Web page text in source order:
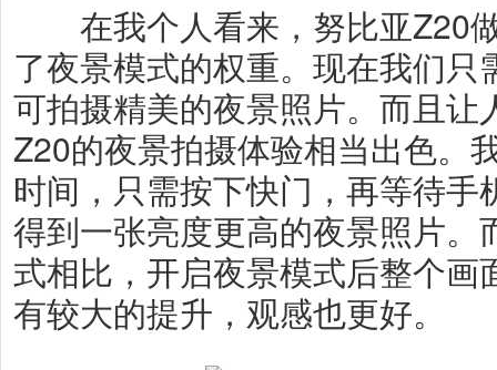
在我个人看来，努比亚Z20
了夜景模式的权重。现在我们只
可拍摄精美的夜景照片。而且让
Z20的夜景拍摄体验相当出色。
时间，只需按下快门，再等待手
得到一张亮度更高的夜景照片。
式相比，开启夜景模式后整个画
有较大的提升，观感也更好。